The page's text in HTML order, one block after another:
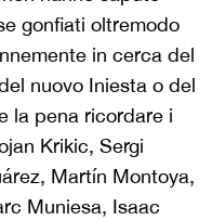
gonfiati oltremodo
in cerca del
nuovo Iniesta o del
la pena ricordare i
Krikic, Sergi
Martín Montoya,
Muniesa, Isaac